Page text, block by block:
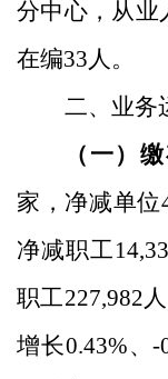
分中心，从业
在编33人。
二、业务
（一）
家 ， 净减单位
净减职工
职工227,982
增长0.43%、-